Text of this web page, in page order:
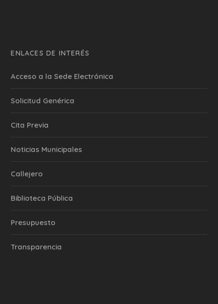
ENLACES DE INTERÉS
Acceso a la Sede Electrónica
Solicitud Genérica
Cita Previa
‎Noticias Municipales
Callejero
Biblioteca Pública
Presupuesto
Transparencia